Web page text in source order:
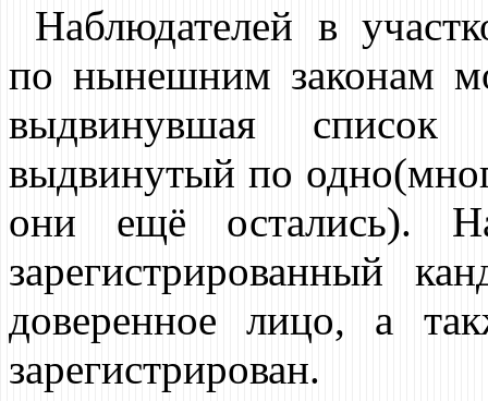
Наблюдателей в
по нынешним законам
выдвинувшая список
выдвинутый по
они ещё остались).
зарегистрированный
доверенное лицо, а
зарегистрирован.